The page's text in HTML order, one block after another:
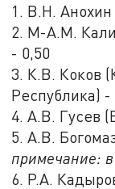
1. В.Н.
2. М-А.М.
- 0,50
3. К.В. Коков
Республика) -
4. А.В. Гусев
5. А.В.
примечание: в
6. Р.А.